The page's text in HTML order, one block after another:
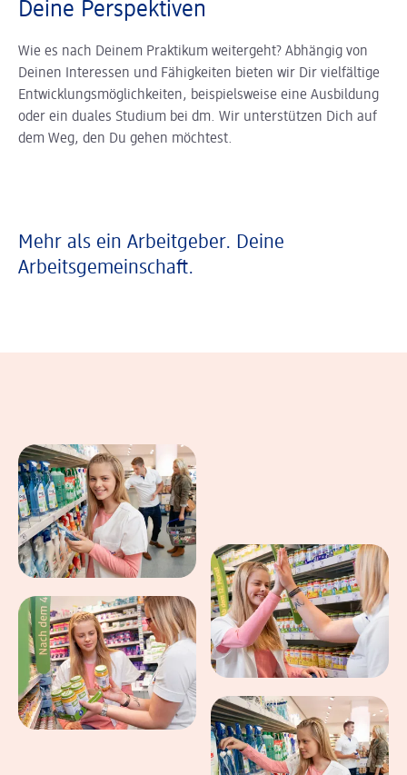
Deine Perspektiven
Wie es nach Deinem Praktikum weitergeht? Abhängig von
Deinen Interessen und Fähigkeiten bieten wir Dir vielfältige
Entwicklungsmöglichkeiten, beispielsweise eine Ausbildung
oder ein duales Studium bei dm. Wir unterstützen Dich auf
dem Weg, den Du gehen möchtest.
Mehr als ein Arbeitgeber. Deine
Arbeitsgemeinschaft.
Eindrücke aus dem Arbeitsalltag